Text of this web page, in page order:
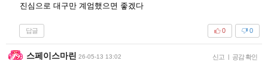
진심으로 대구만 계엄했으면 좋겠다
답글 0
0
스페이스마린 26-05-13 13:02 신고 | 공감 확인